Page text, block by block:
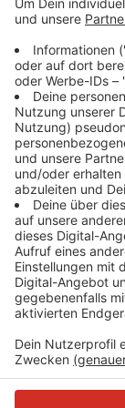
dem
mitteilen.
einschließlich
Dezember hat
geöffnet.
Anzeige
Anzeige